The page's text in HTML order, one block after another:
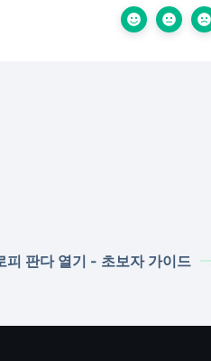
피 판다 열기 - 초보자 가이드